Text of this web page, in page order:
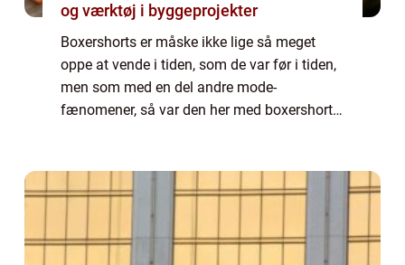
og værktøj i byggeprojekter
Boxershorts er måske ikke lige så meget
oppe at vende i tiden, som de var før i tiden,
men som med en del andre mode-
fænomener, så var den her med boxershorts